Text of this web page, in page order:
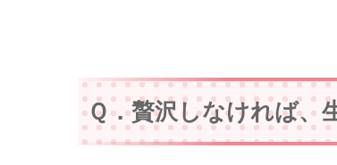
Ｑ．贅沢しなければ、